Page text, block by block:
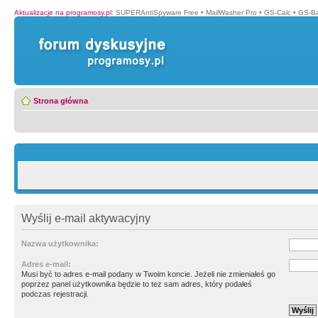
Aktualizacje na programosy.pl: SUPERAntiSpyware Free • MailWasher Pro • GS-Calc • GS-
Strona główna
Wyślij e-mail aktywacyjny
Nazwa użytkownika:
Adres e-mail:
Musi być to adres e-mail podany w Twoim koncie. Jeżeli nie zmieniałeś go
poprzez panel użytkownika będzie to tez sam adres, który podałeś
podczas rejestracji.